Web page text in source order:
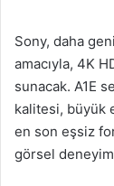
Sony, daha
amacıyla, 4K
sunacak. A1E
kalitesi, büyük
en son eşsiz
görsel